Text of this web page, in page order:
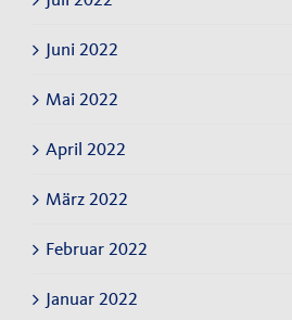
Juni 2022
Mai 2022
April 2022
März 2022
Februar 2022
Januar 2022